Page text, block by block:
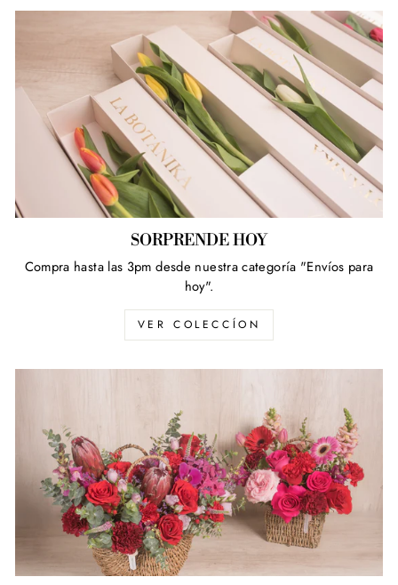
SORPRENDE HOY
Compra hasta las 3pm desde nuestra categoría "Envíos para
hoy".
VER COLECCÍON